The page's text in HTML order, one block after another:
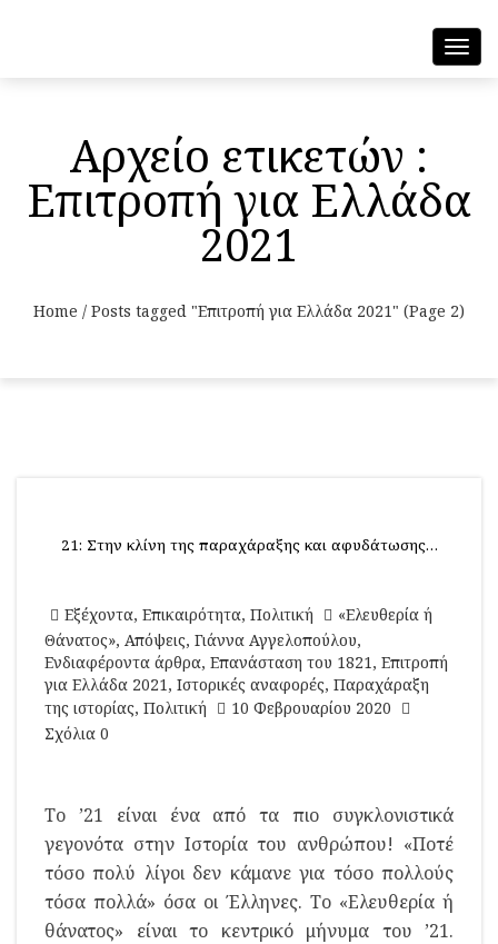
Αρχείο ετικετών :
Επιτροπή για Ελλάδα
2021
Home / Posts tagged "Επιτροπή για Ελλάδα 2021" (Page 2)
21: Στην κλίνη της παραχάραξης και αφυδάτωσης…
Εξέχοντα, Επικαιρότητα, Πολιτική
«Ελευθερία ή
Θάνατος», Απόψεις, Γιάννα Αγγελοπούλου,
Ενδιαφέροντα άρθρα, Επανάσταση του 1821, Επιτροπή
για Ελλάδα 2021, Ιστορικές αναφορές, Παραχάραξη
της ιστορίας, Πολιτική
10 Φεβρουαρίου 2020
Σχόλια 0
Το ’21 είναι ένα από τα πιο συγκλονιστικά
γεγονότα στην Ιστορία του ανθρώπου! «Ποτέ
τόσο πολύ λίγοι δεν κάμανε για τόσο πολλούς
τόσα πολλά» όσα οι Έλληνες. Το «Ελευθερία ή
θάνατος» είναι το κεντρικό μήνυμα του ’21.